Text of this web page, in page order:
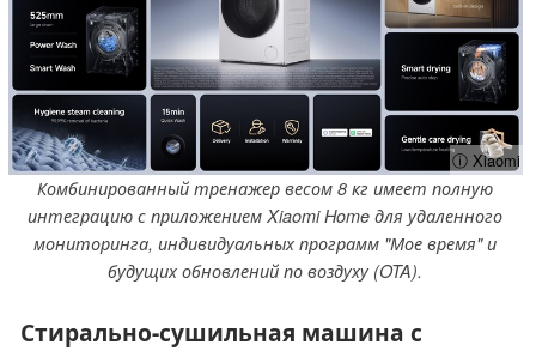
ⓘ Xiaomi
Комбинированный тренажер весом 8 кг имеет полную
интеграцию с приложением Xiaomi Home для удаленного
мониторинга, индивидуальных программ "Мое время" и
будущих обновлений по воздуху (OTA).
Стирально-сушильная машина с